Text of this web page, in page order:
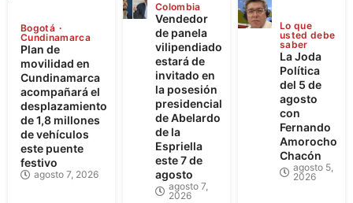
Bogotá
Cundinamarca
Plan de
movilidad en
Cundinamarca
acompañará el
desplazamiento
de 1,8 millones
de vehículos
este puente
festivo
agosto 7, 2026
Colombia
Vendedor
de panela
vilipendiado
estará de
invitado en
la posesión
presidencial
de Abelardo
de la
Espriella
este 7 de
agosto
agosto 7,
2026
Lo que
usted debe
saber
La Joda
Política
del 5 de
agosto
con
Fernando
Amorocho
Chacón
agosto 5,
2026